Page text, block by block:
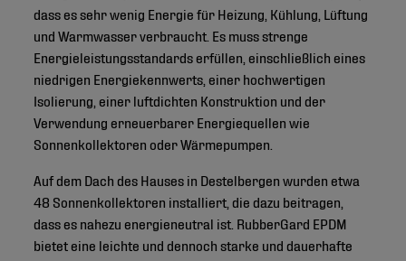
dass es sehr wenig Energie für Heizung, Kühlung, Lüftung
und Warmwasser verbraucht. Es muss strenge
Energieleistungsstandards erfüllen, einschließlich eines
niedrigen Energiekennwerts, einer hochwertigen
Isolierung, einer luftdichten Konstruktion und der
Verwendung erneuerbarer Energiequellen wie
Sonnenkollektoren oder Wärmepumpen.
Auf dem Dach des Hauses in Destelbergen wurden etwa
48 Sonnenkollektoren installiert, die dazu beitragen,
dass es nahezu energieneutral ist. RubberGard EPDM
bietet eine leichte und dennoch starke und dauerhafte